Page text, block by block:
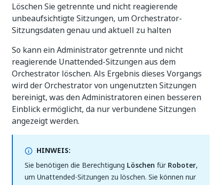
Löschen Sie getrennte und nicht reagierende
unbeaufsichtigte Sitzungen, um Orchestrator-
Sitzungsdaten genau und aktuell zu halten
So kann ein Administrator getrennte und nicht
reagierende Unattended-Sitzungen aus dem
Orchestrator löschen. Als Ergebnis dieses Vorgangs
wird der Orchestrator von ungenutzten Sitzungen
bereinigt, was den Administratoren einen besseren
Einblick ermöglicht, da nur verbundene Sitzungen
angezeigt werden.
HINWEIS:
Sie benötigen die Berechtigung Löschen fürRoboter,
um Unattended-Sitzungen zu löschen. Sie können nur